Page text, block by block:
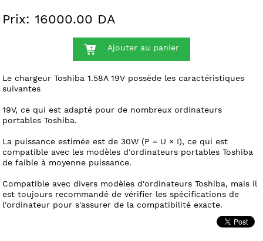
Prix: 16000.00 DA
Ajouter au panier
Le chargeur Toshiba 1.58A 19V possède les caractéristiques
suivantes
19V, ce qui est adapté pour de nombreux ordinateurs
portables Toshiba.
La puissance estimée est de 30W (P = U × I), ce qui est
compatible avec les modèles d'ordinateurs portables Toshiba
de faible à moyenne puissance.
Compatible avec divers modèles d'ordinateurs Toshiba, mais il
est toujours recommandé de vérifier les spécifications de
l'ordinateur pour s'assurer de la compatibilité exacte.